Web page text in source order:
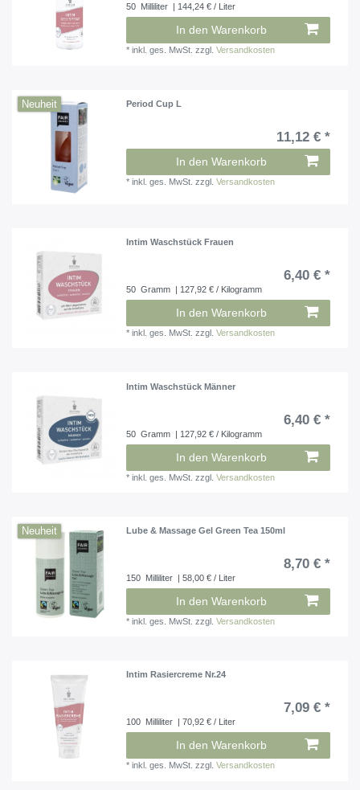
50 Milliliter | 144,24 € / Liter
In den Warenkorb
*inkl. ges. MwSt. zzgl.Versandkosten
Neuheit Period Cup L
11,12 € *
In den Warenkorb
*inkl. ges. MwSt. zzgl.Versandkosten
Intim Waschstück Frauen
6,40 € *
50 Gramm | 127,92 € / Kilogramm
In den Warenkorb
*inkl. ges. MwSt. zzgl.Versandkosten
Intim Waschstück Männer
6,40 € *
50 Gramm | 127,92 € / Kilogramm
In den Warenkorb
*inkl. ges. MwSt. zzgl.Versandkosten
Neuheit Lube & Massage Gel Green Tea 150ml
8,70 € *
150 Milliliter | 58,00 € / Liter
In den Warenkorb
*inkl. ges. MwSt. zzgl.Versandkosten
Intim Rasiercreme Nr.24
7,09 € *
100 Milliliter | 70,92 € / Liter
In den Warenkorb
*inkl. ges. MwSt. zzgl.Versandkosten